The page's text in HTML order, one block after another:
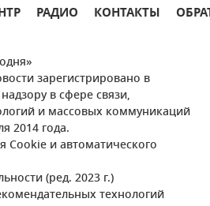
РАДИО КОНТАКТЫ
зарегистрировано в
в сфере связи,
и массовых коммуникаций
2014 года.
Cookie и автоматического
(ред. 2023 г.)
технологий